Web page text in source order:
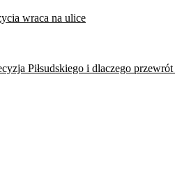
wraca na ulice
Piłsudskiego i dlaczego